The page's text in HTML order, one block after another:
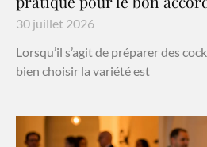
Lorsqu’il s’agit de préparer des
bien choisir la variété est